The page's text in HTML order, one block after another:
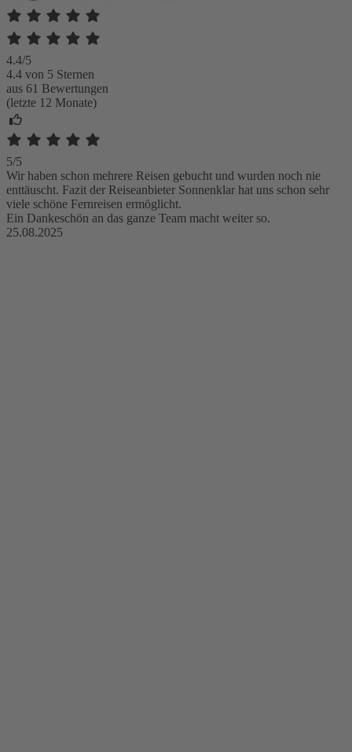
4.4/5
4.4 von 5 Sternen
aus 61 Bewertungen
(letzte 12 Monate)
5/5
Wir haben schon mehrere Reisen gebucht und wurden noch nie
enttäuscht. Fazit der Reiseanbieter Sonnenklar hat uns schon sehr
viele schöne Fernreisen ermöglicht.
Ein Dankeschön an das ganze Team macht weiter so.
25.08.2025